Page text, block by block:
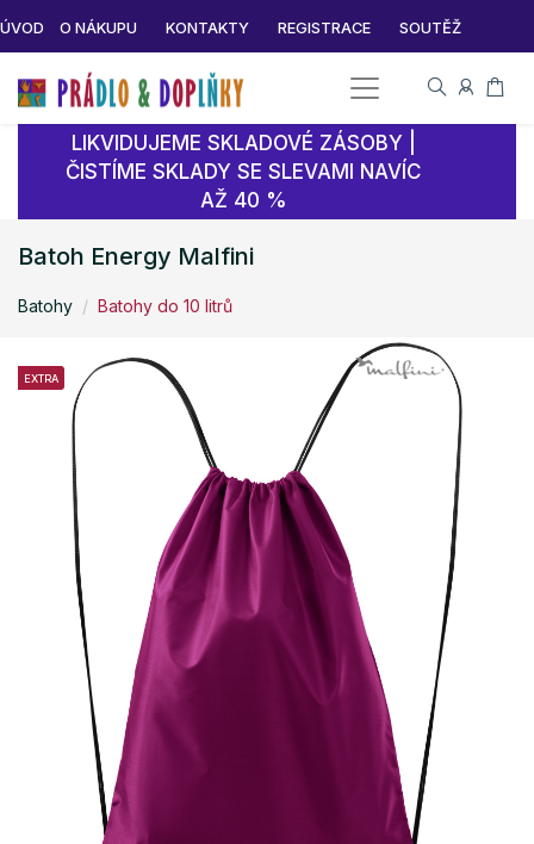
ÚVOD O NÁKUPU KONTAKTY REGISTRACE SOUTĚŽ
LIKVIDUJEME SKLADOVÉ ZÁSOBY |
ČISTÍME SKLADY SE SLEVAMI NAVÍC
AŽ 40 %
Batoh Energy Malfini
Batohy Batohy do 10 litrů
EXTRA